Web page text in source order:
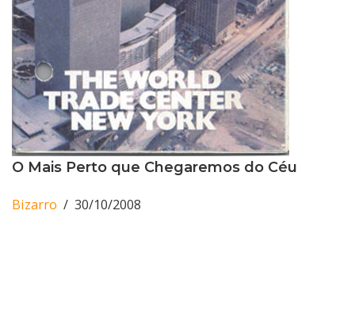
O Mais Perto que Chegaremos do Céu
Bizarro 30/10/2008